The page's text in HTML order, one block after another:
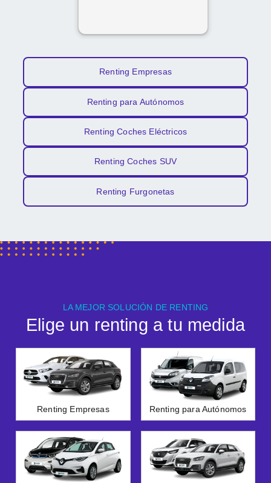
Renting Empresas
Renting para Autónomos
Renting Coches Eléctricos
Renting Coches SUV
Renting Furgonetas
LA MEJOR SOLUCIÓN DE RENTING
Elige un renting a tu medida
Renting Empresas Renting para Autónomos